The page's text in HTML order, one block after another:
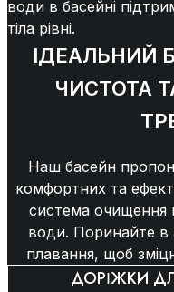
води в басейні
тіла рівні.
ІДЕАЛЬНИЙ
ЧИСТОТА
Наш басейн
комфортних та
система очищення
води. Поринайте в
плавання, щоб
ДОРІЖКИ